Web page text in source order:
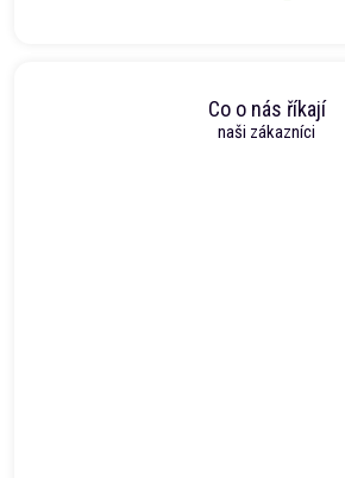
Co o nás říkají
naši zákazníci